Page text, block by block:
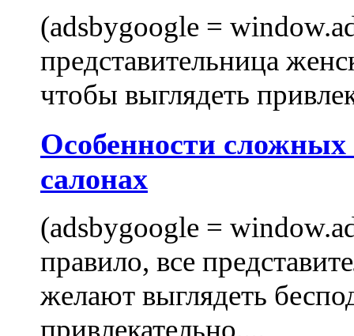
(adsbygoogle =
представительница
чтобы выглядеть
Особенности
салонах
(adsbygoogle =
правило, все
желают выглядеть